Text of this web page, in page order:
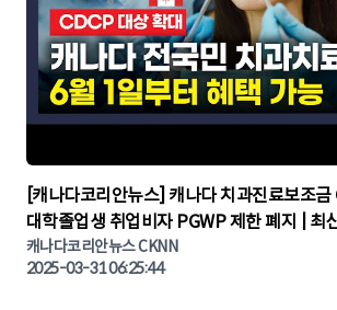
▶
[캐나다코리안뉴스] 캐나다 치과진료보조금
대학졸업생 취업비자 PGWP 제한 폐지 | 최
스 | CKNNEWS | 캐나다뉴스 | 토론토뉴스
캐나다코리안뉴스 CKNN
2025-03-31 06:25:44